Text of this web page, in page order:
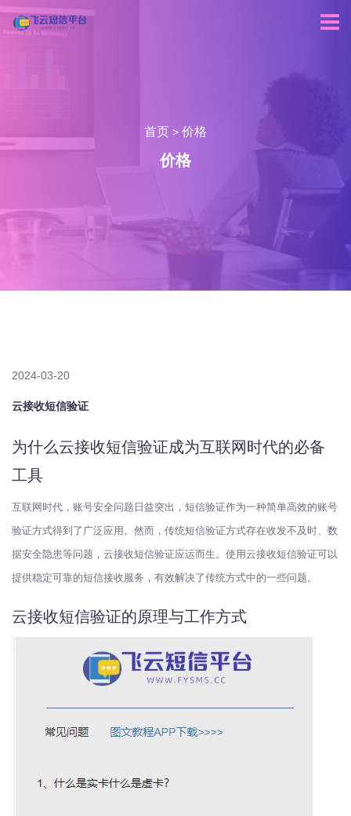
首页 > 价格
价格
2024-03-20
云接收短信验证
为什么云接收短信验证成为互联网时代的必备
工具
互联网时代，账号安全问题日益突出，短信验证作为一种简单高效的账号
验证方式得到了广泛应用。然而，传统短信验证方式存在收发不及时、数
据安全隐患等问题，云接收短信验证应运而生。使用云接收短信验证可以
提供稳定可靠的短信接收服务，有效解决了传统方式中的一些问题。
云接收短信验证的原理与工作方式